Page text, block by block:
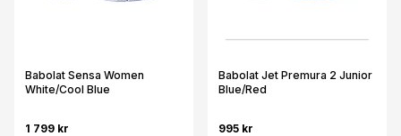
Babolat Sensa Women
White/Cool Blue
1 799 kr
Babolat Jet Premura 2 Junior
Blue/Red
995 kr